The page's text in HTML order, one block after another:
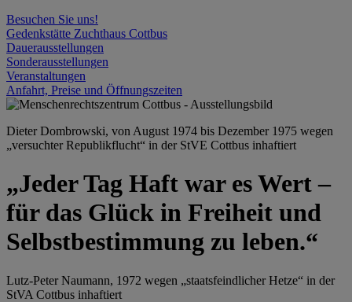
Besuchen Sie uns!
Gedenkstätte Zuchthaus Cottbus
Dauerausstellungen
Sonderausstellungen
Veranstaltungen
Anfahrt, Preise und Öffnungszeiten
Dieter Dombrowski, von August 1974 bis Dezember 1975 wegen
„versuchter Republikflucht“ in der StVE Cottbus inhaftiert
„Jeder Tag Haft war es Wert –
für das Glück in Freiheit und
Selbstbestimmung zu leben.“
Lutz-Peter Naumann, 1972 wegen „staatsfeindlicher Hetze“ in der
StVA Cottbus inhaftiert